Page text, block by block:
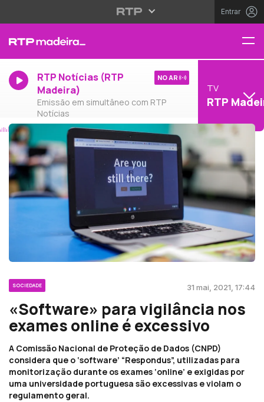
Entrar
RTP Notícias (RTP
Madeira)
Emissão em simultâneo com RTP
Notícias
NO AR
TV
RTP
SOCIEDADE 31 mai, 2021, 17:44
«Software» para vigilância nos
exames online é excessivo
A Comissão Nacional de Proteção de Dados (CNPD)
considera que o ‘software’ “Respondus”, utilizadas para
monitorização durante os exames ‘online’ e exigidas por
uma universidade portuguesa são excessivas e violam o
regulamento geral.